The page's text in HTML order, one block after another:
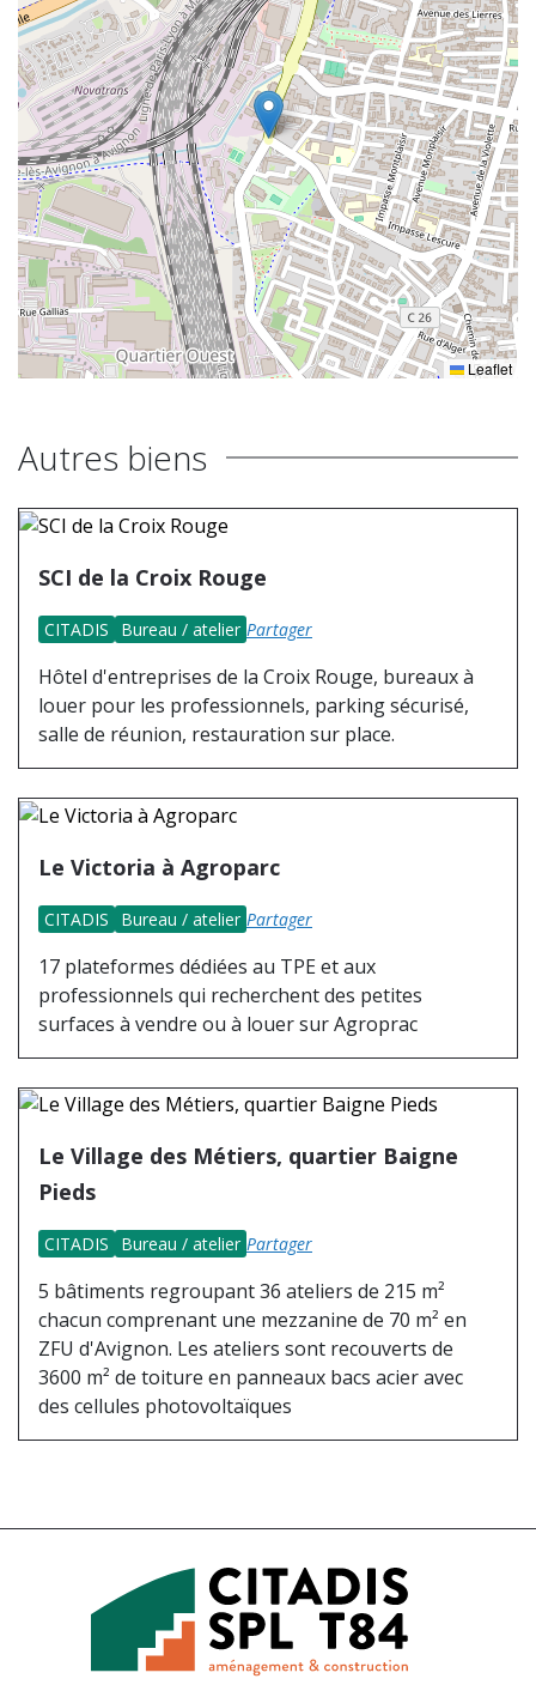
Leaflet
Autres biens
SCI de la Croix Rouge
CITADIS Bureau / atelier Partager
Hôtel d'entreprises de la Croix Rouge, bureaux à
louer pour les professionnels, parking sécurisé,
salle de réunion, restauration sur place.
Le Victoria à Agroparc
CITADIS Bureau / atelier Partager
17 plateformes dédiées au TPE et aux
professionnels qui recherchent des petites
surfaces à vendre ou à louer sur Agroprac
Le Village des Métiers, quartier Baigne
Pieds
CITADIS Bureau / atelier Partager
5 bâtiments regroupant 36 ateliers de 215 m²
chacun comprenant une mezzanine de 70 m² en
ZFU d'Avignon. Les ateliers sont recouverts de
3600 m² de toiture en panneaux bacs acier avec
des cellules photovoltaïques